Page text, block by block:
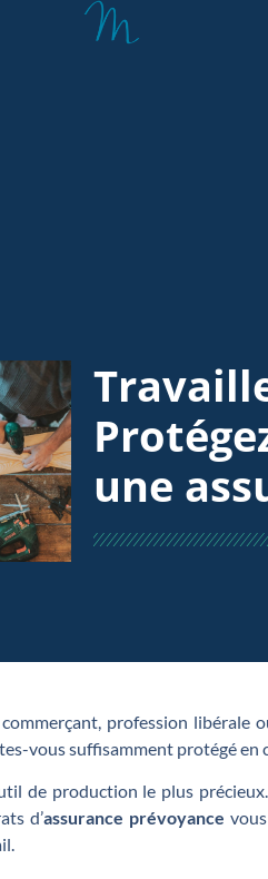
une
profession libérale
vous suffisamment protégé en
de production le plus
d’assurance prévoyance